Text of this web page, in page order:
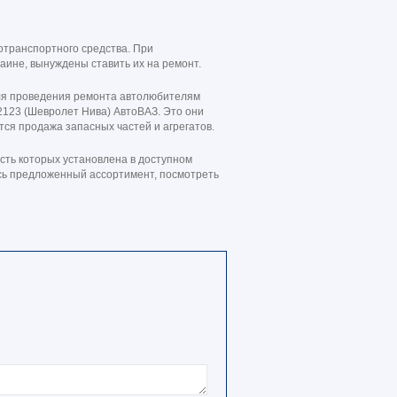
средства. При
вынуждены ставить их на ремонт.
проведения ремонта автолюбителям
(Шевролет Нива) АвтоВАЗ. Это они
продажа запасных частей и агрегатов.
которых установлена в доступном
предложенный ассортимент, посмотреть